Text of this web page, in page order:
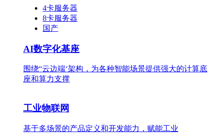
4卡服务器
8卡服务器
国产
AI数字化基座
围绕“云边端‘架构，为各种智能场景提供强大的计算底
座和算力支撑
工业物联网
基于多场景的产品定义和开发能力，赋能工业